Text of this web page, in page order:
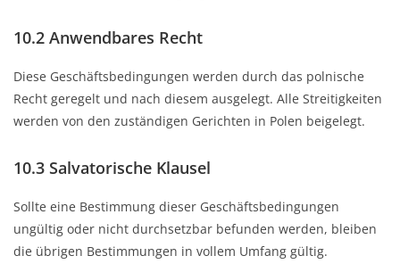
10.2 Anwendbares Recht
Diese Geschäftsbedingungen werden durch das polnische
Recht geregelt und nach diesem ausgelegt. Alle Streitigkeiten
werden von den zuständigen Gerichten in Polen beigelegt.
10.3 Salvatorische Klausel
Sollte eine Bestimmung dieser Geschäftsbedingungen
ungültig oder nicht durchsetzbar befunden werden, bleiben
die übrigen Bestimmungen in vollem Umfang gültig.